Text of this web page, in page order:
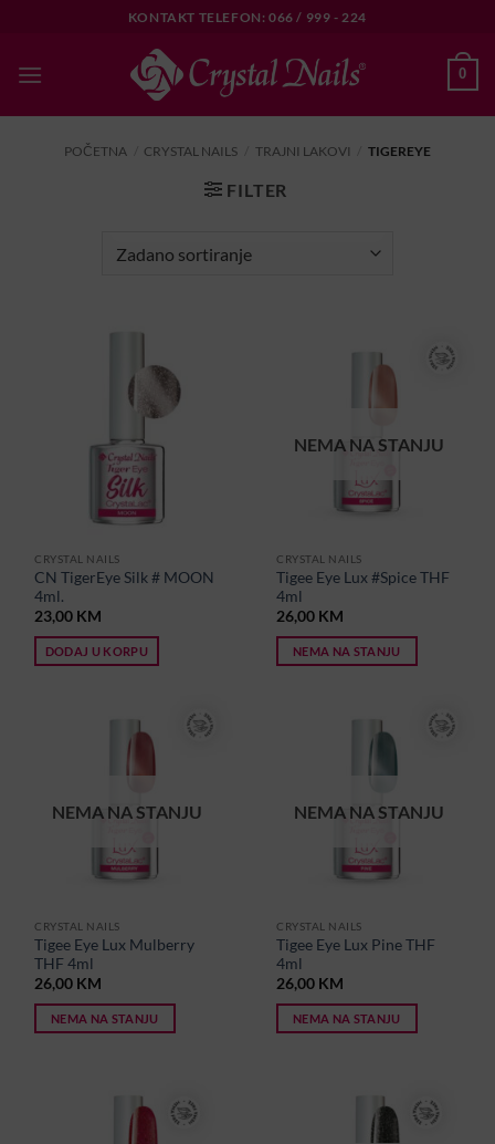
content
KONTAKT TELEFON: 066 / 999 - 224
0
POČETNA CRYSTAL NAILS TRAJNI LAKOVI TIGEREYE
FILTER
CRYSTAL NAILS
CN TigerEye Silk # MOON
4ml.
23,00 KM
DODAJ U KORPU
NEMA NA STANJU
CRYSTAL NAILS
Tigee Eye Lux #Spice THF
4ml
26,00 KM
NEMA NA STANJU
NEMA NA STANJU
CRYSTAL NAILS
Tigee Eye Lux Mulberry
THF 4ml
26,00 KM
NEMA NA STANJU
NEMA NA STANJU
CRYSTAL NAILS
Tigee Eye Lux Pine THF
4ml
26,00 KM
NEMA NA STANJU